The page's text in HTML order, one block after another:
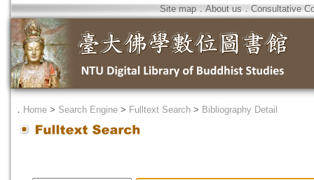
Site map．About us ． Consultative
． Home > Search Engine > Fulltext Search > Bibliography Detail